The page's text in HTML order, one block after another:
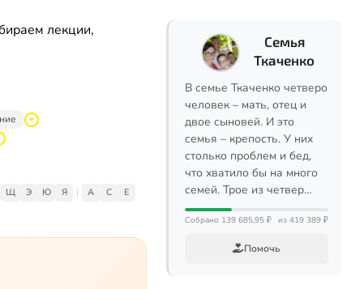
лекции,
Щ Э Ю Я | A C
E
Семья
Ткаченко
В семье Ткаченко четверо
человек – мать, отец и
двое сыновей. И это
семья – крепость. У них
столько проблем и бед,
что хватило бы на много
семей. Трое из четвер…
Собрано 139 685,95 ₽ из 419 389 ₽
Помочь